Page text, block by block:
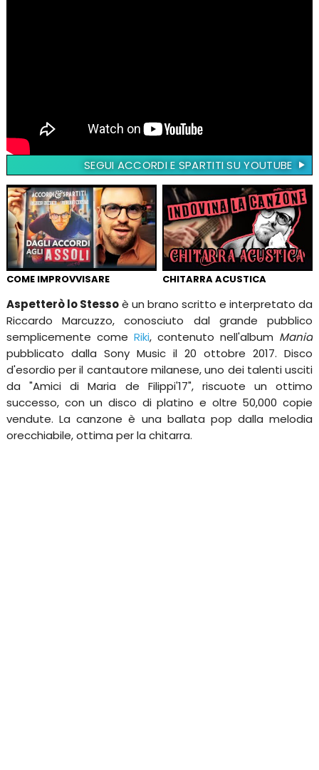
SEGUI ACCORDI E SPARTITI SU YOUTUBE
COME IMPROVVISARE CHITARRA ACUSTICA
Aspetterò lo Stessoè un brano scritto e interpretato da
Riccardo Marcuzzo, conosciuto dal grande pubblico
semplicemente come Riki, contenuto nell'album Mania
pubblicato dalla Sony Music il 20 ottobre 2017. Disco
d'esordio per il cantautore milanese, uno dei talenti usciti
da "Amici di Maria de Filippi'17", riscuote un ottimo
successo, con un disco di platino e oltre 50,000 copie
vendute. La canzone è una ballata pop dalla melodia
orecchiabile, ottima per la chitarra.